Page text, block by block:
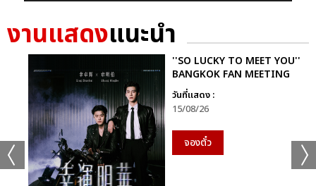
งานแสดงแนะนำ
''SO LUCKY TO MEET YOU''
BANGKOK FAN MEETING
วันที่แสดง :
15/08/26
จองตั๋ว